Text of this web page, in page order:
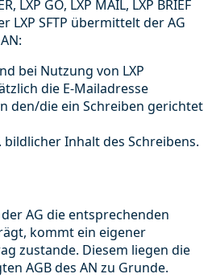
LXP GO, LXP MAIL, LXP BRIEF
LXP SFTP übermittelt der AG
bei Nutzung von LXP
die E-Mailadresse
den/die ein Schreiben gerichtet
Inhalt des Schreibens.
AG die entsprechenden
kommt ein eigener
zustande. Diesem liegen die
AGB des AN zu Grunde.